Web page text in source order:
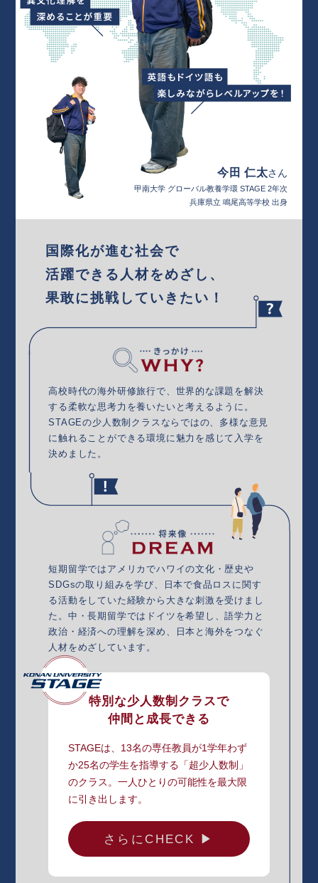
今田 仁太さん
甲南大学 グローバル教養学環 STAGE 2年次
兵庫県立 鳴尾高等学校 出身
国際化が進む社会で
活躍できる人材をめざし、
果敢に挑戦していきたい！
高校時代の海外研修旅行で、世界的な課題を解決
する柔軟な思考力を養いたいと考えるように。
STAGEの少人数制クラスならではの、多様な意見
に触れることができる環境に魅力を感じて入学を
決めました。
短期留学ではアメリカでハワイの文化・歴史や
SDGsの取り組みを学び、日本で食品ロスに関す
る活動をしていた経験から大きな刺激を受けまし
た。中・長期留学ではドイツを希望し、語学力と
政治・経済への理解を深め、日本と海外をつなぐ
人材をめざしています。
特別な少人数制クラスで
仲間と成長できる
STAGEは、13名の専任教員が1学年わず
か25名の学生を指導する「超少人数制」
のクラス。一人ひとりの可能性を最大限
に引き出します。
さらにCHECK